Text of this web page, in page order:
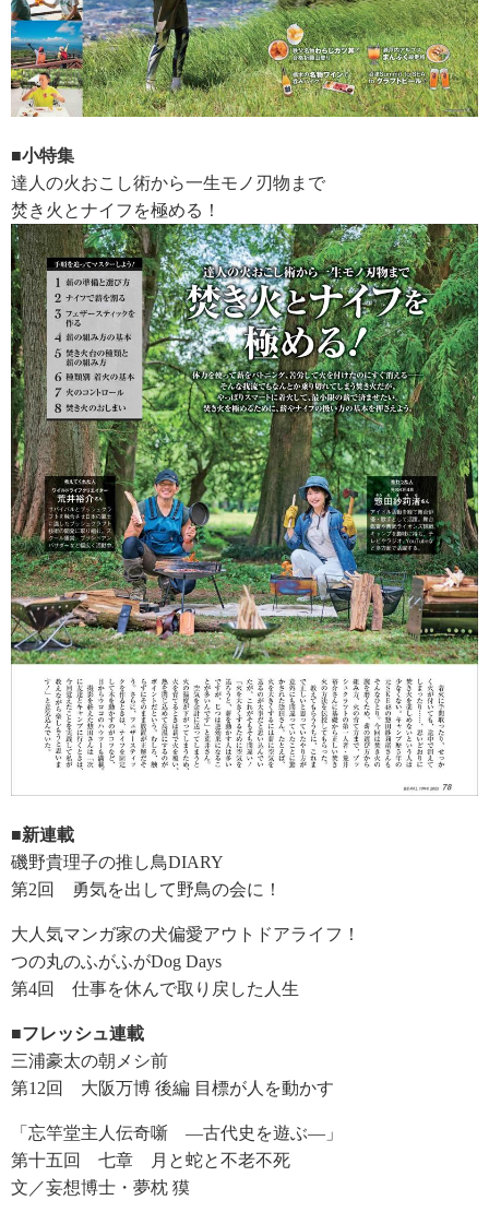
■小特集
達人の火おこし術から一生モノ刃物まで
焚き火とナイフを極める！
■新連載
磯野貴理子の推し鳥DIARY
第2回 勇気を出して野鳥の会に！
大人気マンガ家の犬偏愛アウトドアライフ！
つの丸のふがふがDog Days
第4回 仕事を休んで取り戻した人生
■フレッシュ連載
三浦豪太の朝メシ前
第12回 大阪万博 後編 目標が人を動かす
「忘竿堂主人伝奇噺 ―古代史を遊ぶ―」
第十五回 七章 月と蛇と不老不死
文／妄想博士・夢枕 獏